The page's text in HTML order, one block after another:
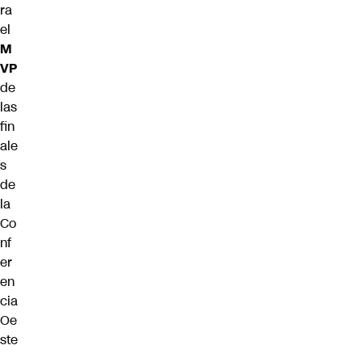
ra
el
M
VP
de
las
fin
ale
s
de
la
Co
nf
er
en
cia
Oe
ste